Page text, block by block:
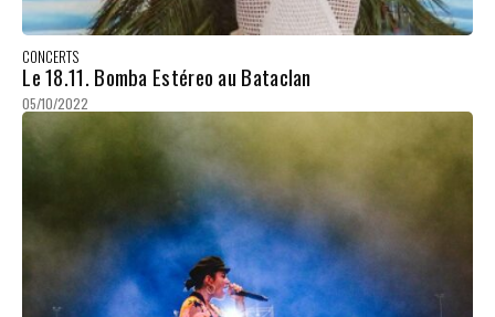
CONCERTS
Le 18.11. Bomba Estéreo au Bataclan
05/10/2022